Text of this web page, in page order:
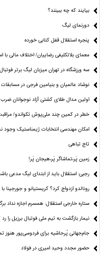
بیایند که چه ببینند؟
دورنمای لیگ
پنجره‌ استقلال قفل کتابی خورده
معمای بلاتکلیفی رضاییان/ اختلاف مالی با
سه ورزشگاه در تهران میزبان لیگ برتر
نوشاد عالمیان و بنیامین فرجی در
اولین مدال طلای کشتی آزاد نوجوانان
خطر در کمین چند ملی‌پوش تکواندو/
امکان مهندسی انتخابات ژیمناستیک وجود
تاج تباهی
زمین پَر،تماشاگر پَر،هیجان پَر!
رجبی: استقلال باید از ابتدای لیگ مدعی
رونالدو ازدواج کرد؟ کریستیانو و
ستاره خارجی استقلال: همسرم اجازه نداد
نیمار بازگشت به تیم ملی فوتبال برزیل را رد
جام‌جهانی پُرحاشیه برای فردوسی‌پور هنوز
حضور مجدد وحید امیری در فولاد